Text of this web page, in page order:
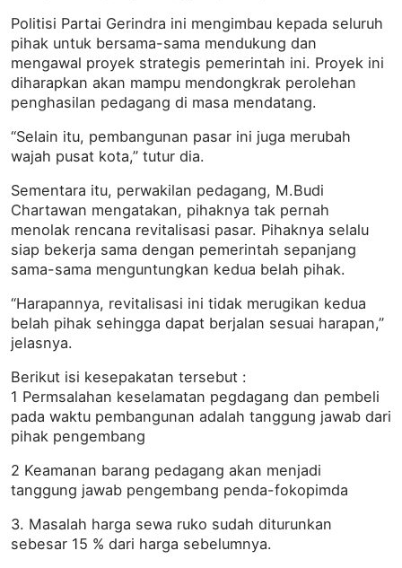
Politisi Partai Gerindra ini mengimbau kepada seluruh
pihak untuk bersama-sama mendukung dan
mengawal proyek strategis pemerintah ini. Proyek ini
diharapkan akan mampu mendongkrak perolehan
penghasilan pedagang di masa mendatang.
“Selain itu, pembangunan pasar ini juga merubah
wajah pusat kota,” tutur dia.
Sementara itu, perwakilan pedagang, M.Budi
Chartawan mengatakan, pihaknya tak pernah
menolak rencana revitalisasi pasar. Pihaknya selalu
siap bekerja sama dengan pemerintah sepanjang
sama-sama menguntungkan kedua belah pihak.
“Harapannya, revitalisasi ini tidak merugikan kedua
belah pihak sehingga dapat berjalan sesuai harapan,”
jelasnya.
Berikut isi kesepakatan tersebut :
1 Permsalahan keselamatan pegdagang dan pembeli
pada waktu pembangunan adalah tanggung jawab dari
pihak pengembang
2 Keamanan barang pedagang akan menjadi
tanggung jawab pengembang penda-fokopimda
3. Masalah harga sewa ruko sudah diturunkan
sebesar 15 % dari harga sebelumnya.